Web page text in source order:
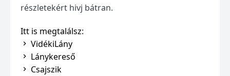
részletekért hivj bátran.
Itt is megtalálsz:
VidékiLány
Lánykereső
Csajszik